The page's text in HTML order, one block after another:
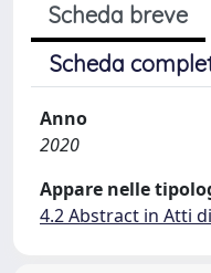
Scheda breve
Scheda
Anno
2020
Appare nelle
4.2 Abstract in Atti